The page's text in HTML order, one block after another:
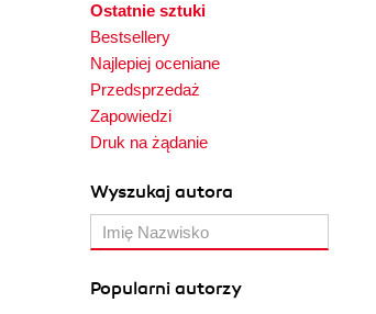
Ostatnie sztuki
Bestsellery
Najlepiej oceniane
Przedsprzedaż
Zapowiedzi
Druk na żądanie
Wyszukaj autora
Popularni autorzy